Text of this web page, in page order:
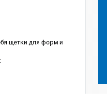
щетки для форм и